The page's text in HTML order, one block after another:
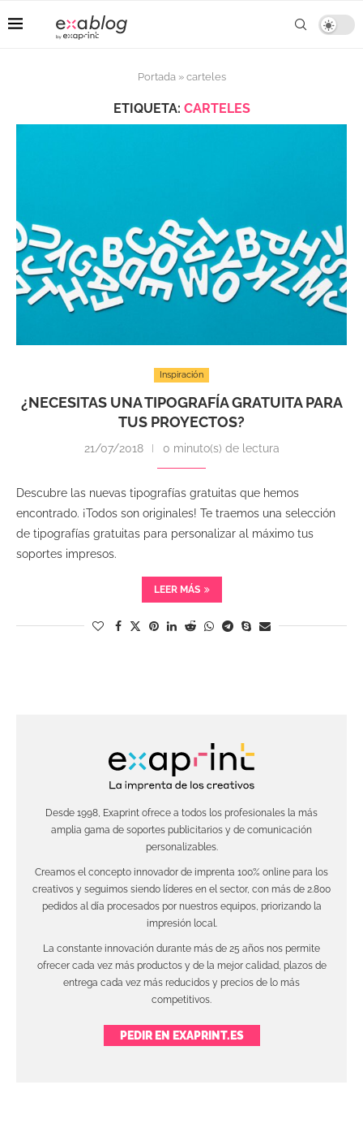
Portada» carteles
ETIQUETA: CARTELES
Inspiración
¿NECESITAS UNA TIPOGRAFÍA GRATUITA PARA
TUS PROYECTOS?
21/07/2018 0 minuto(s) de lectura
Descubre las nuevas tipografías gratuitas que hemos
encontrado. ¡Todos son originales! Te traemos una selección
de tipografías gratuitas para personalizar al máximo tus
soportes impresos.
LEER MÁS
Desde 1998, Exaprint ofrece a todos los profesionales la más
amplia gama de soportes publicitarios y de comunicación
personalizables.
Creamos el concepto innovador de imprenta 100% online para los
creativos y seguimos siendo líderes en el sector, con más de 2.800
pedidos al día procesados por nuestros equipos, priorizando la
impresión local.
La constante innovación durante más de 25 años nos permite
ofrecer cada vez más productos y de la mejor calidad, plazos de
entrega cada vez más reducidos y precios de lo más
competitivos.
PEDIR EN EXAPRINT.ES